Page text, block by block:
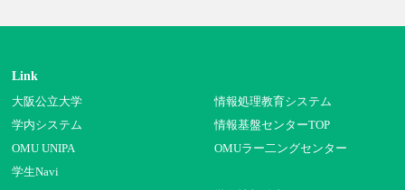
Link
大阪公立大学
学内システム
OMU UNIPA
学生Navi
情報処理教育システム
情報基盤センターTOP
OMUラー二ングセンター